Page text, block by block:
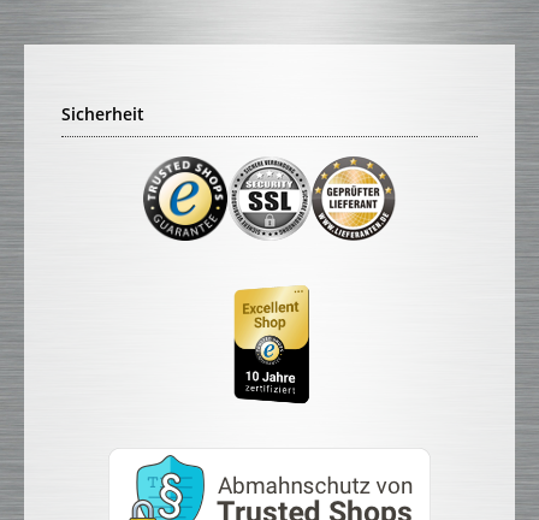
Sicherheit